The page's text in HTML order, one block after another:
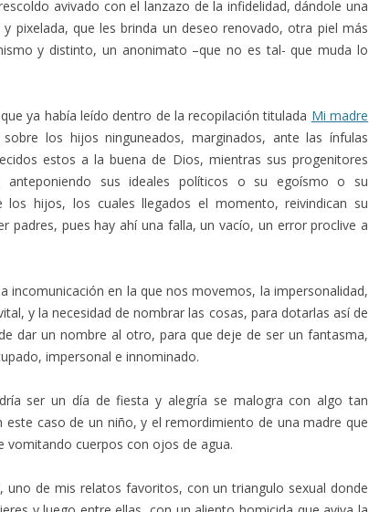
avivado con el lanzazo de la infidelidad, dándole una
pixelada, que les brinda un deseo renovado, otra piel más
y distinto, un anonimato –que no es tal- que muda lo
ya había leído dentro de la recopilación titulada Mi madre
los hijos ninguneados, marginados, ante las ínfulas
estos a la buena de Dios, mientras sus progenitores
sus ideales políticos o su egoísmo o su
los hijos, los cuales llegados el momento, reivindican su
padres, pues hay ahí una falla, un vacío, un error proclive a
incomunicación en la que nos movemos, la impersonalidad,
y la necesidad de nombrar las cosas, para dotarlas así de
dar un nombre al otro, para que deje de ser un fantasma,
impersonal e innominado.
ser un día de fiesta y alegría se malogra con algo tan
caso de un niño, y el remordimiento de una madre que
vomitando cuerpos con ojos de agua.
, uno de mis relatos favoritos, con un triangulo sexual donde